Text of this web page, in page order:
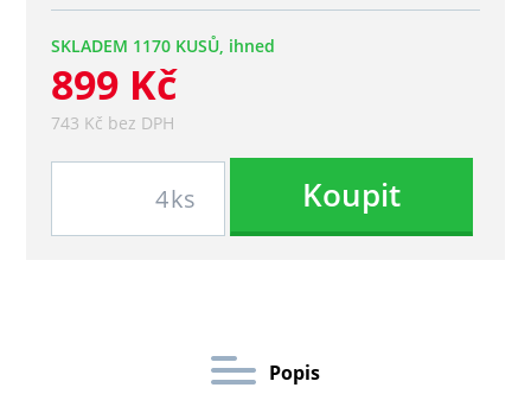
SKLADEM 1170 KUSŮ, ihned
899 Kč
743 Kč bez DPH
ks Koupit
Popis